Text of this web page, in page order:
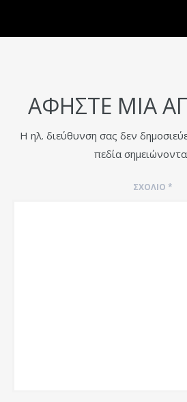
ΑΦΉΣΤΕ ΜΙΑ
Η ηλ. διεύθυνση σας δεν
πεδία
ΣΧΌΛΙΟ *